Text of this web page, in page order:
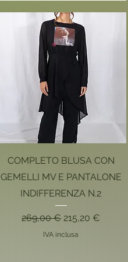
Vista rapida
COMPLETO BLUSA CON
GEMELLI MV E PANTALONE
INDIFFERENZA N.2
Prezzo regolare
269,00 € Prezzo scontato
215,20 €
IVA inclusa